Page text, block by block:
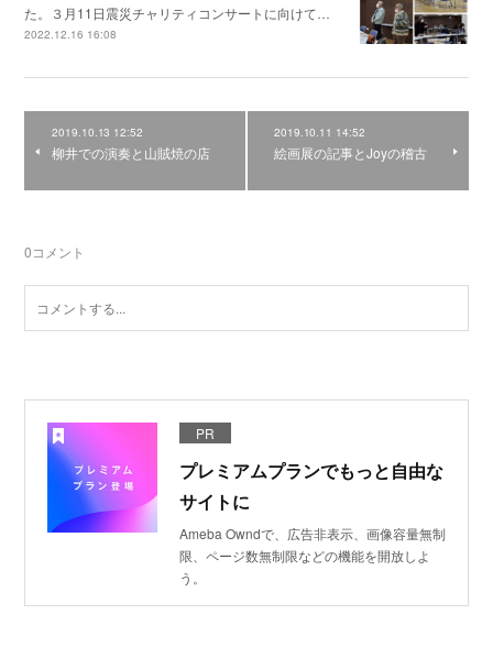
た。３月11日震災チャリティコンサートに向けて…
2022.12.16 16:08
2019.10.13 12:52
柳井での演奏と山賊焼の店
2019.10.11 14:52
絵画展の記事とJoyの稽古
0コメント
PR
プレミアムプランでもっと自由な
サイトに
Ameba Owndで、広告非表示、画像容量無制
限、ページ数無制限などの機能を開放しよ
う。